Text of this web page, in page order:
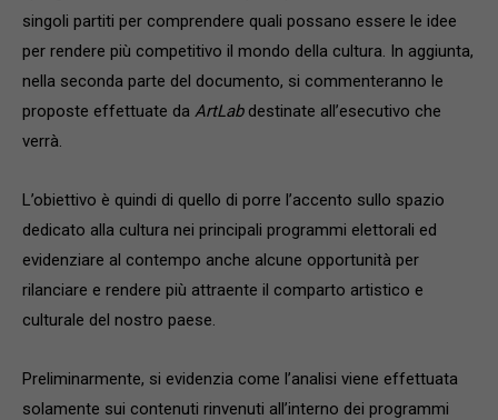
singoli partiti per comprendere quali possano essere le idee
per rendere più competitivo il mondo della cultura. In aggiunta,
nella seconda parte del documento, si commenteranno le
proposte effettuate da ArtLabdestinate all’esecutivo che
verrà.
L’obiettivo è quindi di quello di porre l’accento sullo spazio
dedicato alla cultura nei principali programmi elettorali ed
evidenziare al contempo anche alcune opportunità per
rilanciare e rendere più attraente il comparto artistico e
culturale del nostro paese.
Preliminarmente, si evidenzia come l’analisi viene effettuata
solamente sui contenuti rinvenuti all’interno dei programmi